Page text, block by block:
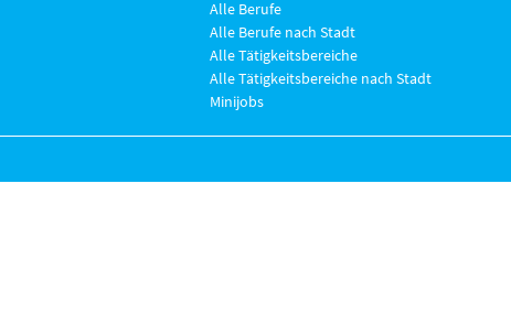
Alle Berufe
Alle Berufe nach Stadt
Alle Tätigkeitsbereiche
Alle Tätigkeitsbereiche nach Stadt
Minijobs